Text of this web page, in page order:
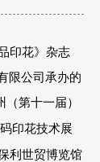
印花》杂志
限公司承办的
（第十一届）
印花技术展
利世贸博览馆